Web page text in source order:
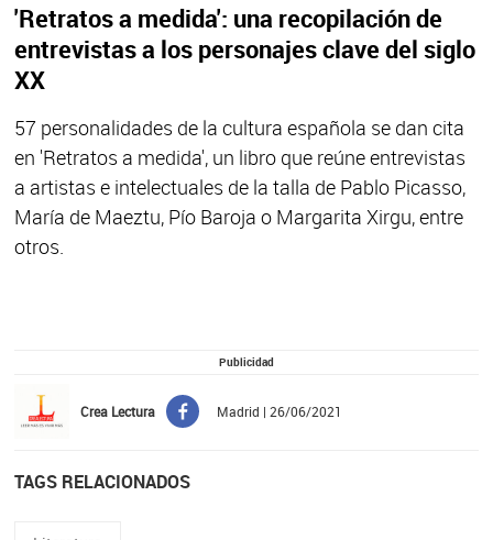
'Retratos a medida': una recopilación de
entrevistas a los personajes clave del siglo
XX
57 personalidades de la cultura española se dan cita
en 'Retratos a medida', un libro que reúne entrevistas
a artistas e intelectuales de la talla de Pablo Picasso,
María de Maeztu, Pío Baroja o Margarita Xirgu, entre
otros.
Publicidad
Crea Lectura Madrid | 26/06/2021
TAGS RELACIONADOS